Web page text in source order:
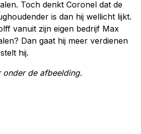
Toch denkt Coronel dat de
is dan hij wellicht lijkt.
vanuit zijn eigen bedrijf Max
Dan gaat hij meer verdienen
hij.
onder de afbeelding.